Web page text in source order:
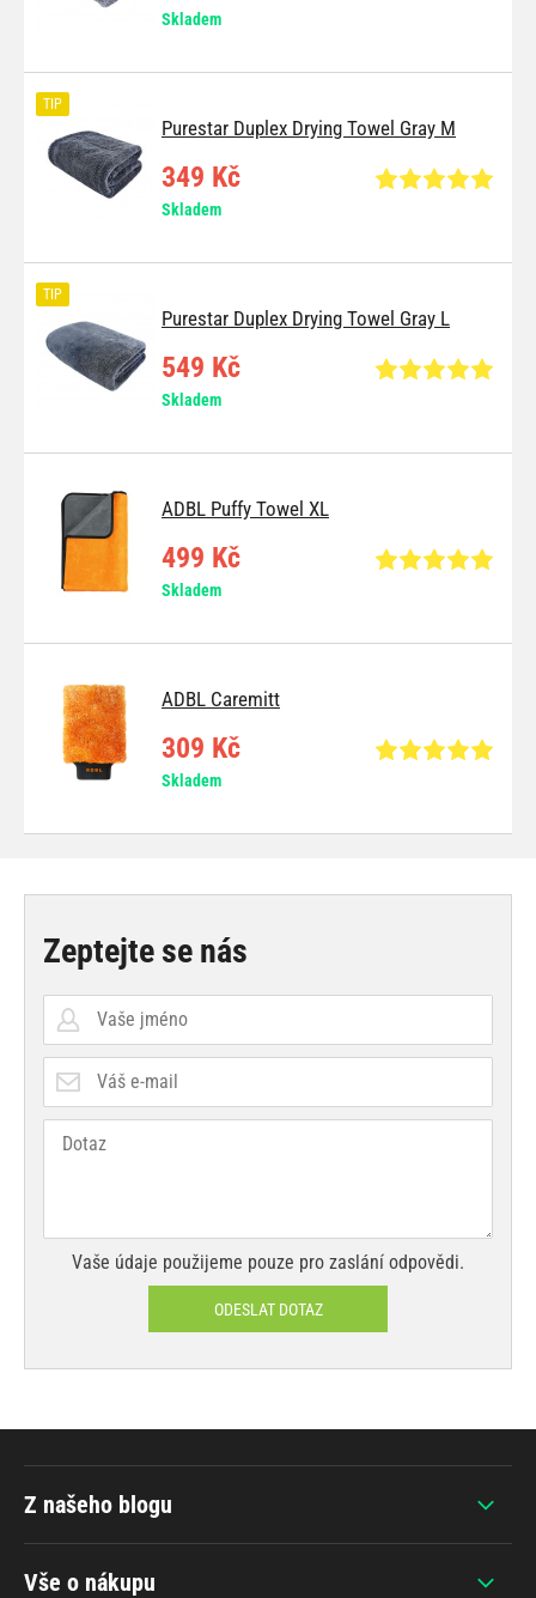
Skladem
Purestar Duplex Drying Towel Gray M
TIP
349 Kč
Skladem
Purestar Duplex Drying Towel Gray L
TIP
549 Kč
Skladem
ADBL Puffy Towel XL
499 Kč
Skladem
ADBL Caremitt
309 Kč
Skladem
Zeptejte se nás
Vaše údaje použijeme pouze pro zaslání odpovědi.
ODESLAT DOTAZ
Vše o nákupu
Z našeho blogu